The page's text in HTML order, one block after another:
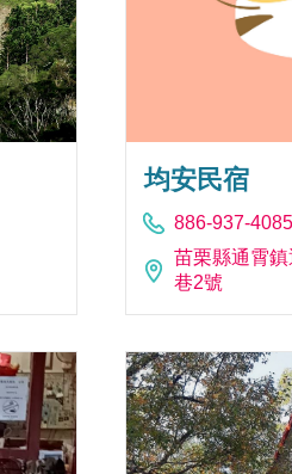
均安民宿
886-937-
苗栗縣通霄
巷2號